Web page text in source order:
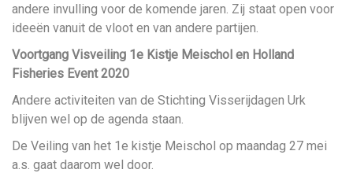
andere invulling voor de komende jaren. Zij staat open voor
ideeën vanuit de vloot en van andere partijen.
Voortgang Visveiling 1e Kistje Meischol en Holland
Fisheries Event 2020
Andere activiteiten van de Stichting Visserijdagen Urk
blijven wel op de agenda staan.
De Veiling van het 1e kistje Meischol op maandag 27 mei
a.s. gaat daarom wel door.